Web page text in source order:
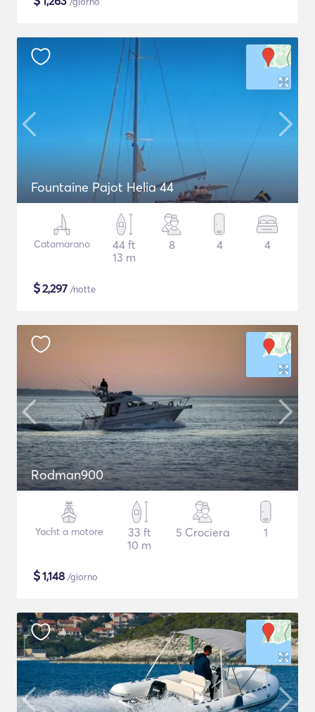
Fountaine Pajot Helia 44
Catamarano
44 ft
13 m
8 4 4
$2,297 /notte
Rodman900
Yacht a motore
33 ft
10 m
5 Crociera 1
$1,148 /giorno